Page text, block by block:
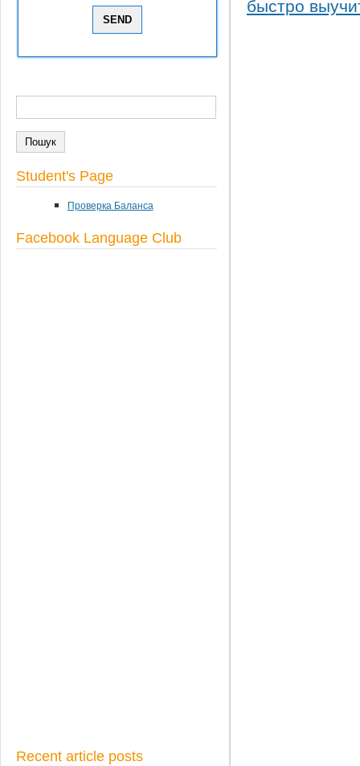
Student's Page
Проверка Баланса
Facebook Language Club
Recent article posts